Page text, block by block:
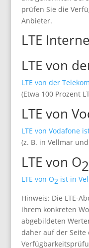
prüfen Sie die
Anbieter.
LTE
LTE von
LTE von der
(Etwa 100 Prozent
LTE von
LTE von Vodafone
(z. B. in Vellmar
LTE von O2
LTE von O2 ist in
Hinweis: Die LTE-
ihrem konkreten
abgebildeten
daher auf der Seite